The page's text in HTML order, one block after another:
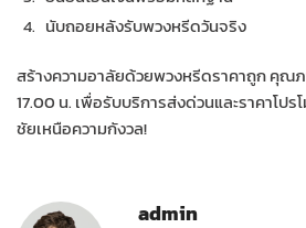
นับถอยหลังรับพวงหรีดวันจริง
สร้างความอาลัยด้วยพวงหรีดราคาถูก คุณ
17.00 น. เพื่อรับบริการส่งด่วนและราคาโป
ชัยเหนือความกังวล!
admin